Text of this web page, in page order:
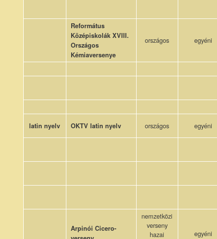
Református
Középiskolák XVIII.
Országos
Kémiaversenye
országos egyéni
latin nyelv OKTV latin nyelv országos egyéni
Arpinói Cicero-
nemzetközi
verseny
hazai
egyéni